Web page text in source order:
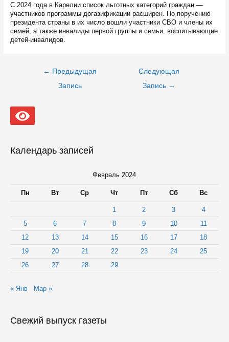
С 2024 года в Карелии список льготных категорий граждан —
участников программы догазификации расширен. По поручению
президента страны в их число вошли участники СВО и члены их
семей, а также инвалиды первой группы и семьи, воспитывающие
детей-инвалидов.
Навигация
← Предыдущая
Запись
Следующая
Запись →
Календарь записей
Февраль 2024
Пн Вт Ср Чт Пт Сб Вс
1 2 3
4
5
6 7 8 9 10
11
12
13 14 15 16 17
18
19
20 21 22 23 24
25
26
27 28 29
« Янв Мар »
Свежий выпуск газеты